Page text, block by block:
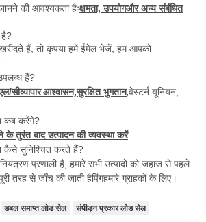
की आवश्यकता हैःक्षमता, उपयोगऔर अन्य संबंधित
खरीदते हैं, तो कृपया हमें ईमेल भेजें, हम आपको
हैं?
सीव्यापार आश्वासन,सुरक्षित भुगतान,वेस्टर्न यूनियन,
कब करेंगे?
के तुरंत बाद उत्पादन की व्यवस्था करें.
कैसे सुनिश्चित करते हैं?
नियंत्रण प्रणाली है, हमारे सभी उत्पादों को जहाज से पहले
पूरी तरह से जाँच की जाती हैपिंगहमारे ग्राहकों के लिए।
डबल समाप्त लोड सेल संपीड़न प्रकार लोड सेल